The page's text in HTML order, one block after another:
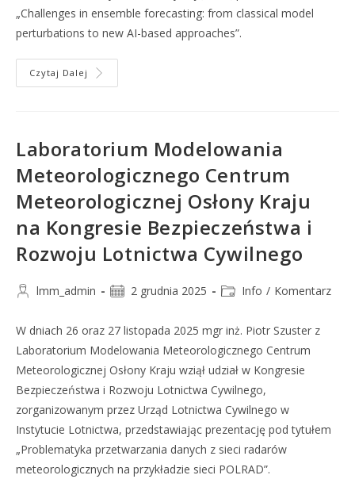
„Challenges in ensemble forecasting: from classical model
perturbations to new AI-based approaches”.
Czytaj Dalej
Laboratorium Modelowania
Meteorologicznego Centrum
Meteorologicznej Osłony Kraju
na Kongresie Bezpieczeństwa i
Rozwoju Lotnictwa Cywilnego
lmm_admin 2 grudnia 2025 Info / Komentarz
W dniach 26 oraz 27 listopada 2025 mgr inż. Piotr Szuster z
Laboratorium Modelowania Meteorologicznego Centrum
Meteorologicznej Osłony Kraju wziął udział w Kongresie
Bezpieczeństwa i Rozwoju Lotnictwa Cywilnego,
zorganizowanym przez Urząd Lotnictwa Cywilnego w
Instytucie Lotnictwa, przedstawiając prezentację pod tytułem
„Problematyka przetwarzania danych z sieci radarów
meteorologicznych na przykładzie sieci POLRAD”.